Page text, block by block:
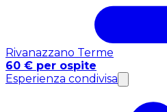
Rivanazzano Terme
60 € per ospite
Esperienza condivisa